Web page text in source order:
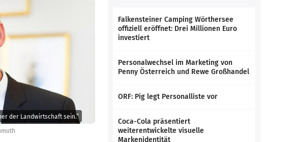
der Landwirtschaft sein.”
Falkensteiner Camping Wörthersee
offiziell eröffnet: Drei Millionen Euro
investiert
Personalwechsel im Marketing von
Penny Österreich und Rewe Großhandel
ORF: Pig legt Personalliste vor
Coca-Cola präsentiert
weiterentwickelte visuelle
Markenidentität